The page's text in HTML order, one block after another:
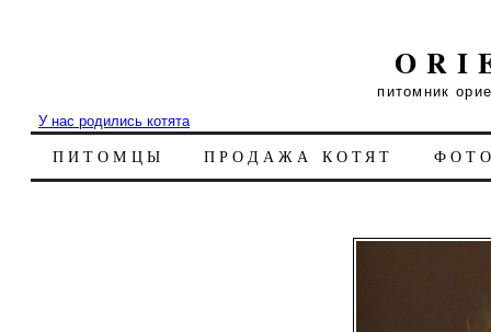
питомник
У нас родились котята
ПИТОМЦЫ ПРОДАЖА КОТЯТ